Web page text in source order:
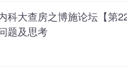
科大查房之博施论坛【第
题及思考